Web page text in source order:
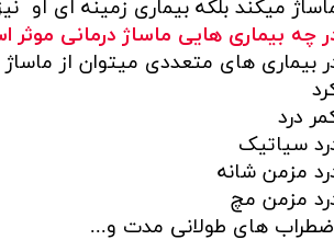
میکند بلکه بیماری زمینه ای او
چه بیماری هایی ماساژ درمانی موثر
بیماری های متعددی میتوان از ماساژ
درد
سیاتیک
مزمن شانه
مزمن مچ
های طولانی مدت و...